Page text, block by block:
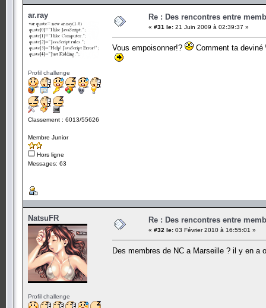
ar.ray
Profil challenge
Classement : 6013/55626
Membre Junior
Hors ligne
Messages: 63
Re : Des rencontres entre
« #31 le: 21 Juin 2009 à 02:39:37 »
Vous empoisonner!? Comment ta deviné
NatsuFR
Profil challenge
Re : Des rencontres entre
« #32 le: 03 Février 2010 à 16:55:01 »
Des membres de NC a Marseille ? il y en a